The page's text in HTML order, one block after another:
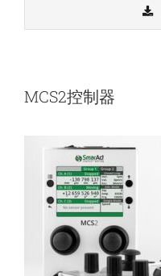
MCS2控制器